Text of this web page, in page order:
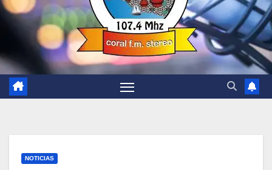
NOTICIAS